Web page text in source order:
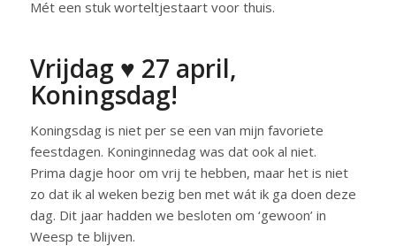
Mét een stuk worteltjestaart voor thuis.
Vrijdag ♥ 27 april,
Koningsdag!
Koningsdag is niet per se een van mijn favoriete
feestdagen. Koninginnedag was dat ook al niet.
Prima dagje hoor om vrij te hebben, maar het is niet
zo dat ik al weken bezig ben met wát ik ga doen deze
dag. Dit jaar hadden we besloten om ‘gewoon’ in
Weesp te blijven.